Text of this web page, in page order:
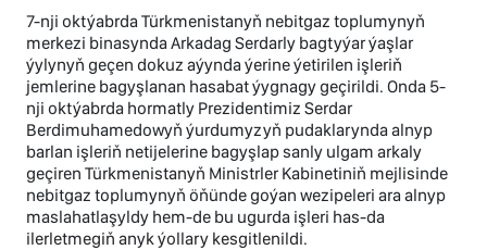
7-nji oktýabrda Türkmenistanyň nebitgaz toplumynyň
merkezi binasynda Arkadag Serdarly bagtyýar ýaşlar
ýylynyň geçen dokuz aýynda ýerine ýetirilen işleriň
jemlerine bagyşlanan hasabat ýygnagy geçirildi. Onda 5-
nji oktýabrda hormatly Prezidentimiz Serdar
Berdimuhamedowyň ýurdumyzyň pudaklarynda alnyp
barlan işleriň netijelerine bagyşlap sanly ulgam arkaly
geçiren Türkmenistanyň Ministrler Kabinetiniň mejlisinde
nebitgaz toplumynyň öňünde goýan wezipeleri ara alnyp
maslahatlaşyldy hem-de bu ugurda işleri has-da
ilerletmegiň anyk ýollary kesgitlenildi.